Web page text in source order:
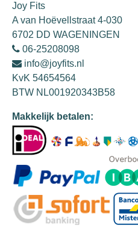
Joy Fits
A van Hoëvellstraat 4-030
6702 DD WAGENINGEN
06-25208098
info@joyfits.nl
KvK 54654564
BTW NL001920343B58
Makkelijk betalen: